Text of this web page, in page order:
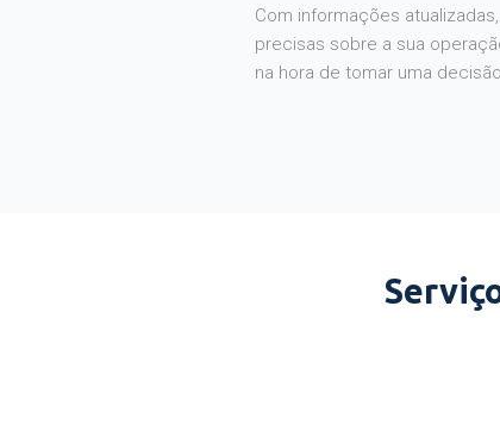
Com informações
precisas sobre a sua
na hora de tomar uma